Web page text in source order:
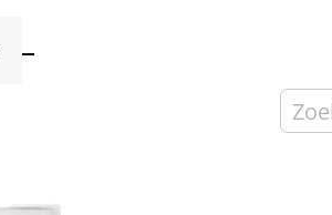
Zoeken
naar: